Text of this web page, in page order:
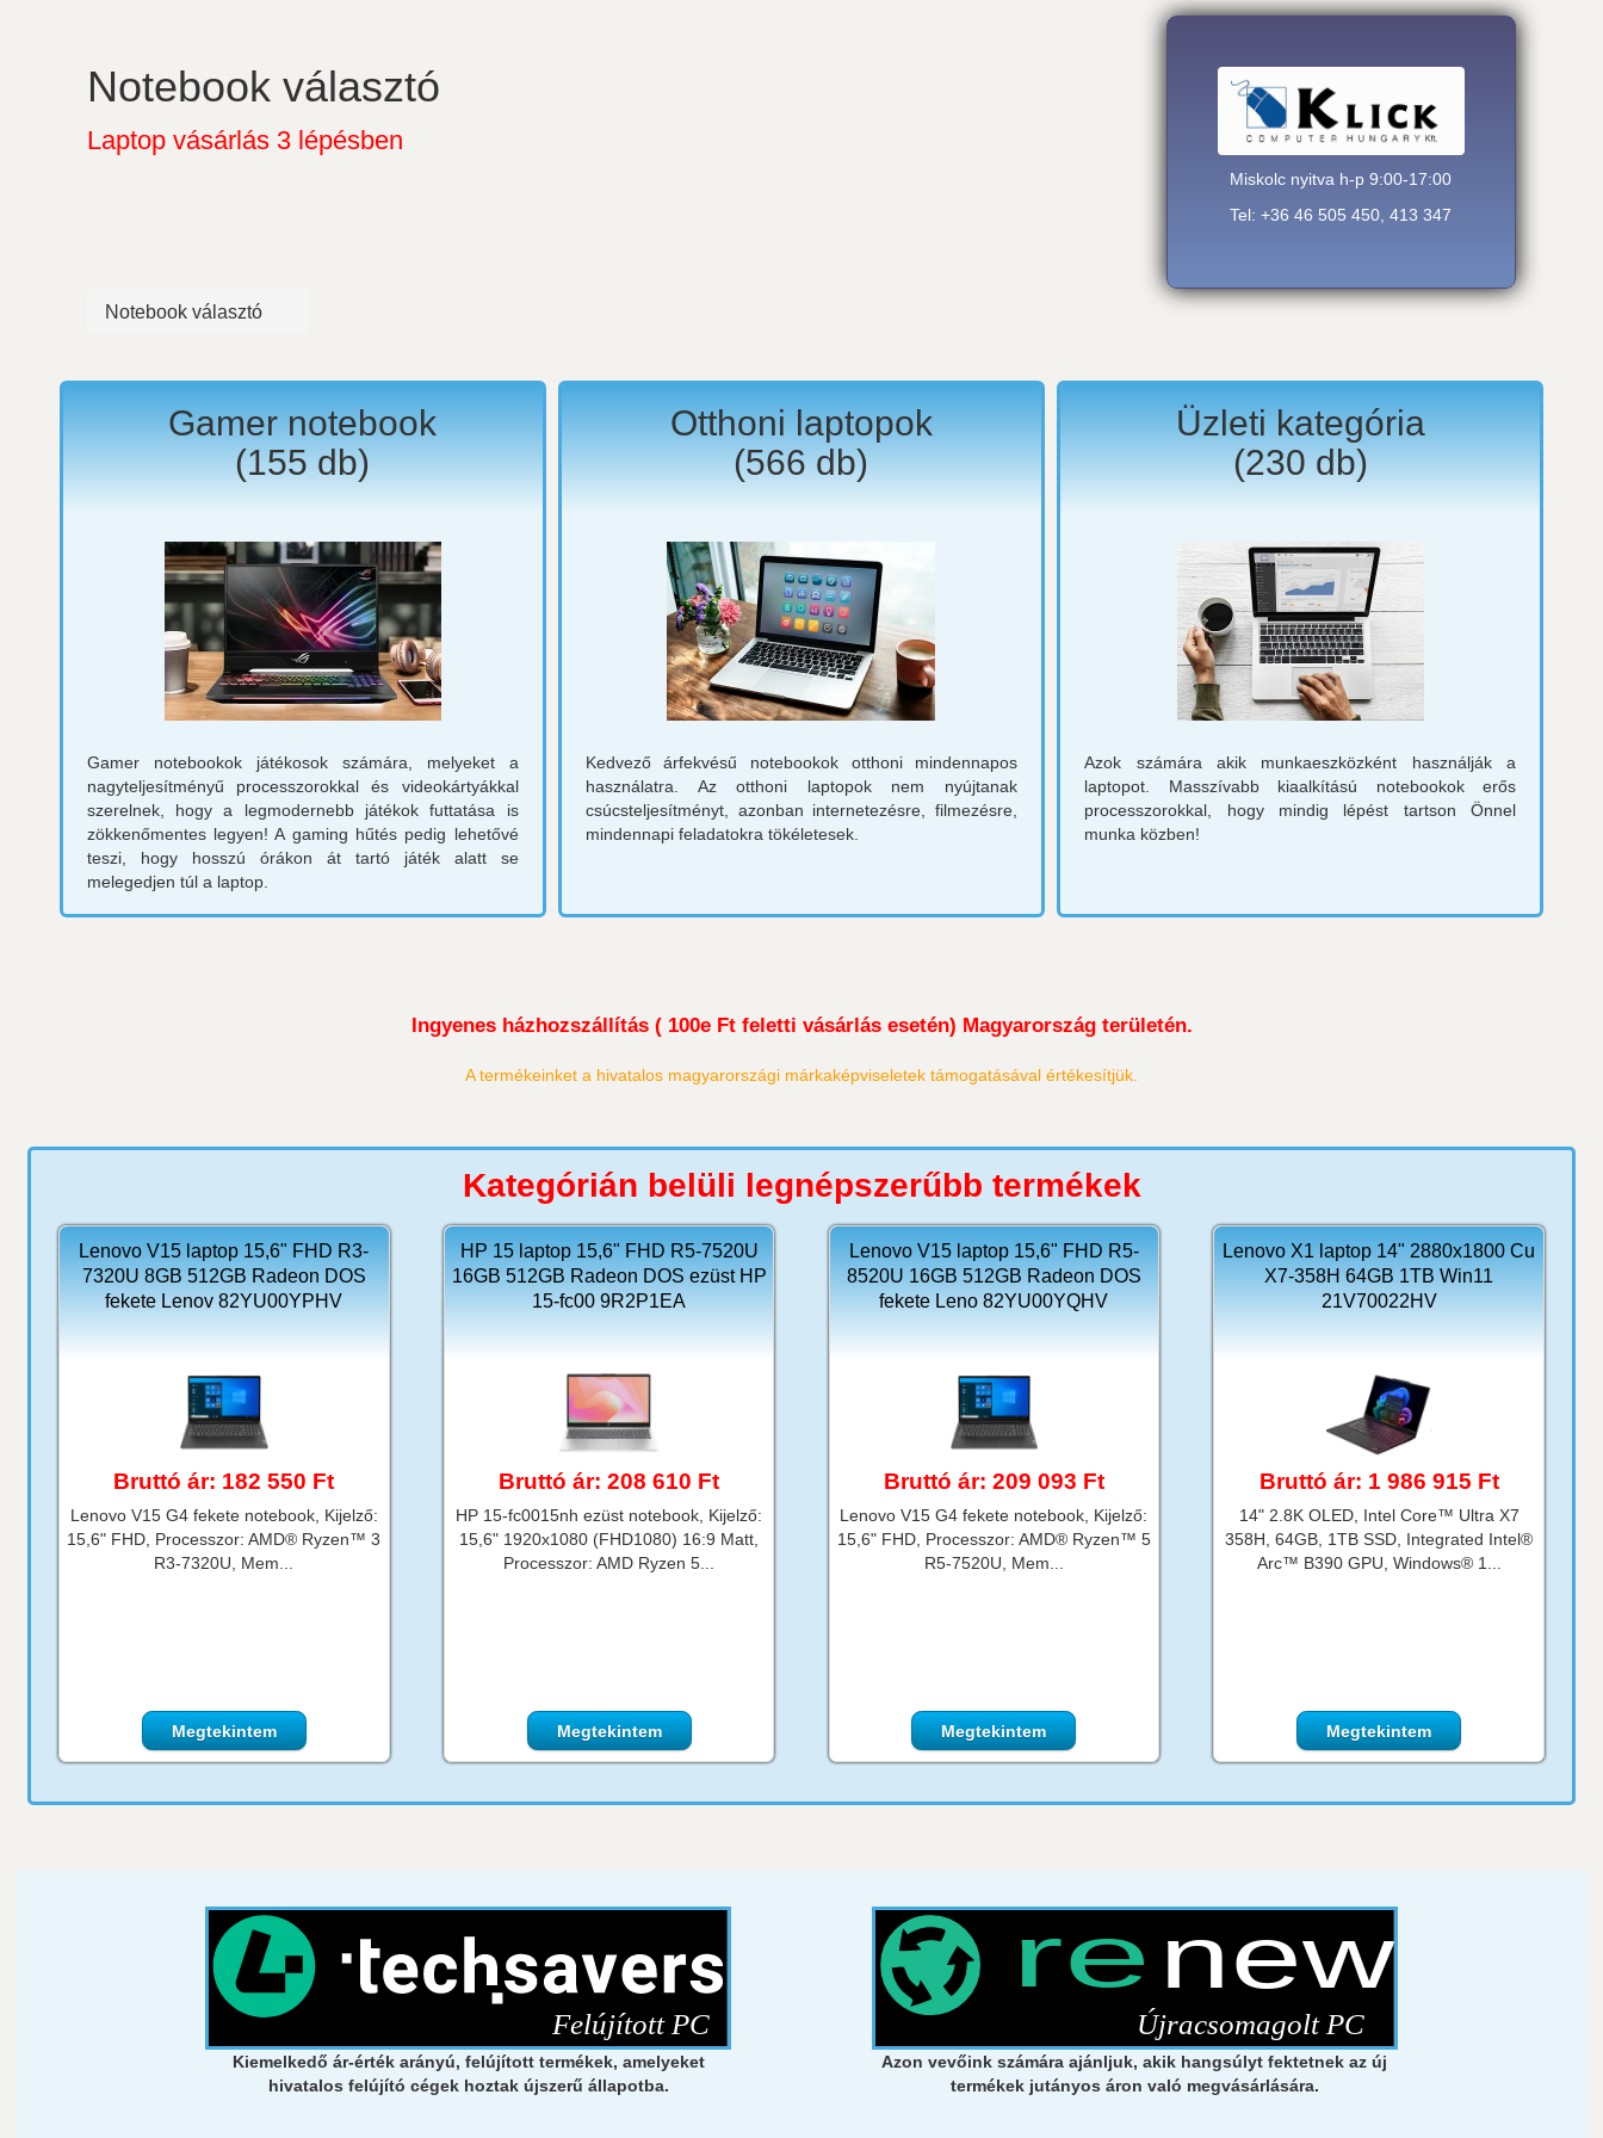
Miskolc nyitva h-p 9:00-17:00
Tel: +36 46 505 450, 413 347
Notebook választó
Laptop vásárlás 3 lépésben
Notebook választó
Gamer notebook
(155db)
Gamer notebookok játékosok számára, melyeket a
nagyteljesítményű processzorokkal és videokártyákkal
szerelnek, hogy a legmodernebb játékok futtatása is
zökkenőmentes legyen! A gaming hűtés pedig lehetővé
teszi, hogy hosszú órákon át tartó játék alatt se
melegedjen túl a laptop.
Otthoni laptopok
(566db)
Kedvező árfekvésű notebookok otthoni mindennapos
használatra. Az otthoni laptopok nem nyújtanak
csúcsteljesítményt, azonban internetezésre, filmezésre,
mindennapi feladatokra tökéletesek.
Üzleti kategória
(230db)
Azok számára akik munkaeszközként használják a
laptopot. Masszívabb kiaalkítású notebookok erős
processzorokkal, hogy mindig lépést tartson Önnel
munka közben!
Ingyenes házhozszállítás ( 100e Ft feletti vásárlás esetén) Magyarország területén.
A termékeinket a hivatalos magyarországi márkaképviseletek támogatásával értékesítjük.
Kategórián belüli legnépszerűbb termékek
Lenovo V15 laptop 15,6" FHD R3-
7320U 8GB 512GB Radeon DOS
fekete Lenov 82YU00YPHV
Bruttó ár: 182 550 Ft
Lenovo V15 G4 fekete notebook, Kijelző:
15,6" FHD, Processzor: AMD® Ryzen™ 3
R3-7320U, Mem...
Megtekintem
HP 15 laptop 15,6" FHD R5-7520U
16GB 512GB Radeon DOS ezüst HP
15-fc00 9R2P1EA
Bruttó ár: 208 610 Ft
HP 15-fc0015nh ezüst notebook, Kijelző:
15,6" 1920x1080 (FHD1080) 16:9 Matt,
Processzor: AMD Ryzen 5...
Megtekintem
Lenovo V15 laptop 15,6" FHD R5-
8520U 16GB 512GB Radeon DOS
fekete Leno 82YU00YQHV
Bruttó ár: 209 093 Ft
Lenovo V15 G4 fekete notebook, Kijelző:
15,6" FHD, Processzor: AMD® Ryzen™ 5
R5-7520U, Mem...
Megtekintem
Lenovo X1 laptop 14" 2880x1800 Cu
X7-358H 64GB 1TB Win11
21V70022HV
Bruttó ár: 1 986 915 Ft
14" 2.8K OLED, Intel Core™ Ultra X7
358H, 64GB, 1TB SSD, Integrated Intel®
Arc™ B390 GPU, Windows® 1...
Megtekintem
Kiemelkedő ár-érték arányú, felújított termékek, amelyeket
hivatalos felújító cégek hoztak újszerű állapotba.
Azon vevőink számára ajánljuk, akik hangsúlyt fektetnek az új
termékek jutányos áron való megvásárlására.